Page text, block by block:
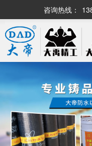
咨询热线：